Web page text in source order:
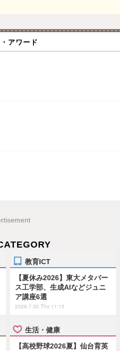
アワード
教育ICT
【夏休み2026】東大メタバー
ス工学部、生成AIなどジュニ
ア講座6選
2026.7.30 Thu 11:15
生活・健康
【高校野球2026夏】仙台育英